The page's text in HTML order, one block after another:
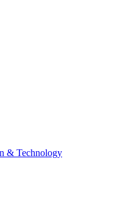
& Technology